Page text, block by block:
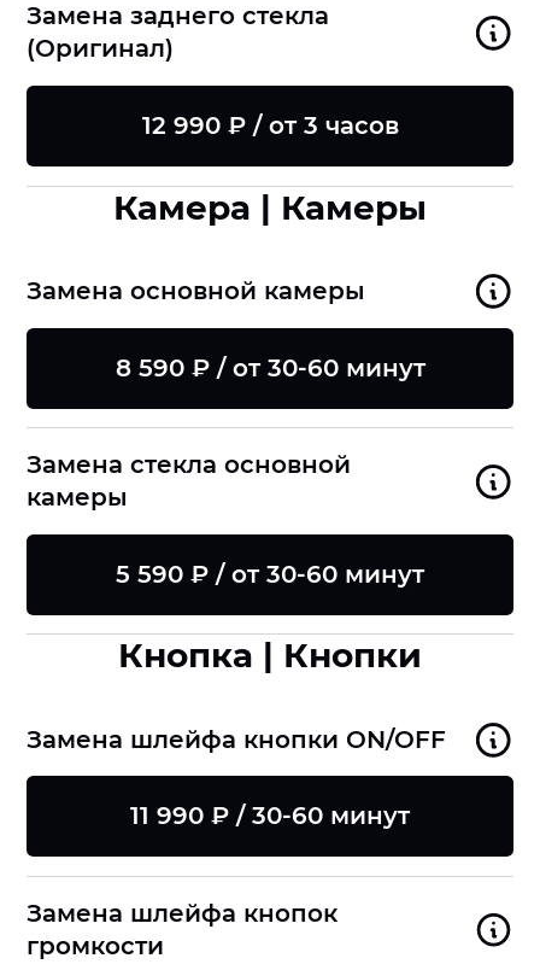
Замена заднего стекла
(Оригинал)
12 990 ₽ / от 3 часов
Камера | Камеры
Замена основной камеры
8 590 ₽ / от 30-60 минут
Замена стекла основной
камеры
5 590 ₽ / от 30-60 минут
Кнопка | Кнопки
Замена шлейфа кнопки ON/OFF
11 990 ₽ / 30-60 минут
Замена шлейфа кнопок
громкости